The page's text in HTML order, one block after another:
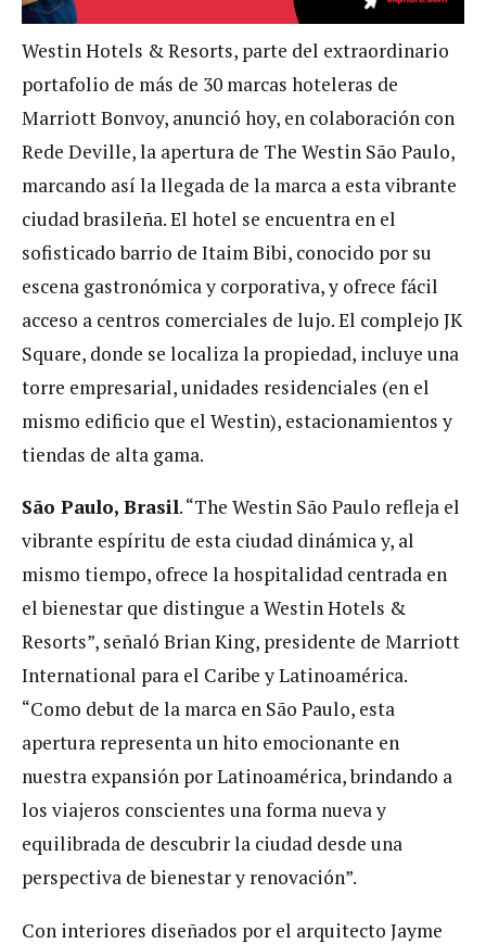
Westin Hotels & Resorts, parte del extraordinario
portafolio de más de 30 marcas hoteleras de
Marriott Bonvoy, anunció hoy, en colaboración con
Rede Deville, la apertura de The Westin São Paulo,
marcando así la llegada de la marca a esta vibrante
ciudad brasileña. El hotel se encuentra en el
sofisticado barrio de Itaim Bibi, conocido por su
escena gastronómica y corporativa, y ofrece fácil
acceso a centros comerciales de lujo. El complejo JK
Square, donde se localiza la propiedad, incluye una
torre empresarial, unidades residenciales (en el
mismo edificio que el Westin), estacionamientos y
tiendas de alta gama.
São Paulo, Brasil. “The Westin São Paulo refleja el
vibrante espíritu de esta ciudad dinámica y, al
mismo tiempo, ofrece la hospitalidad centrada en
el bienestar que distingue a Westin Hotels &
Resorts”, señaló Brian King, presidente de Marriott
International para el Caribe y Latinoamérica.
“Como debut de la marca en São Paulo, esta
apertura representa un hito emocionante en
nuestra expansión por Latinoamérica, brindando a
los viajeros conscientes una forma nueva y
equilibrada de descubrir la ciudad desde una
perspectiva de bienestar y renovación”.
Con interiores diseñados por el arquitecto Jayme